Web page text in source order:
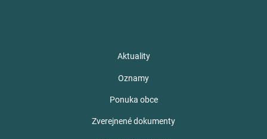
Aktuality
Oznamy
Ponuka obce
Zverejnené dokumenty